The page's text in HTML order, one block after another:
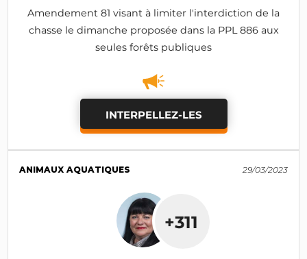
Amendement 81 visant à limiter l'interdiction de la
chasse le dimanche proposée dans la PPL 886 aux
seules forêts publiques
INTERPELLEZ-LES
ANIMAUX AQUATIQUES 29/03/2023
+311